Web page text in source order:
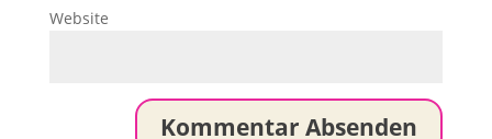
Website